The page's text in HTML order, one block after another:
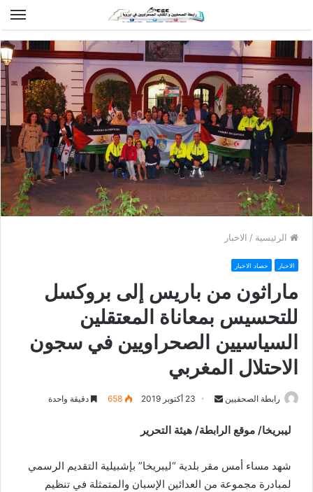
الرئيسية / الاخبار
الاخبار حصاد الاخبار
ماراثون من باريس إلى بروكسل
للتحسيس بمعاناة المعتقلين
السياسيين الصحراويين في سجون
الاحتلال المغربي
رابطة الصحفيين
n
a
n
23 أكتوبر 2019 658 دقيقة واحدة
ليبريخا/ موقع الرابطة/ هيئة التحرير
شهد مساء أمس مقر بلدية “ليبريخا” بإشبيلية التقديم الرسمي
لمبادرة مجموعة من العدائين الإسبان والمتمثلة في تنظيم